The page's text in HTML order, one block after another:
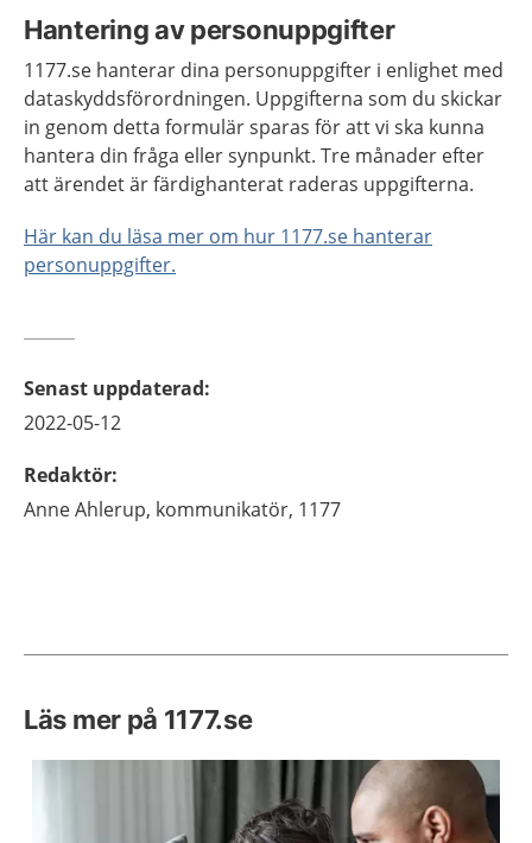
Hantering av personuppgifter
1177.se hanterar dina personuppgifter i enlighet med
dataskyddsförordningen. Uppgifterna som du skickar
in genom detta formulär sparas för att vi ska kunna
hantera din fråga eller synpunkt. Tre månader efter
att ärendet är färdighanterat raderas uppgifterna.
Här kan du läsa mer om hur 1177.se hanterar
personuppgifter.
Senast uppdaterad:
2022-05-12
Redaktör:
AnneAhlerup, kommunikatör, 1177
Läs mer på 1177.se